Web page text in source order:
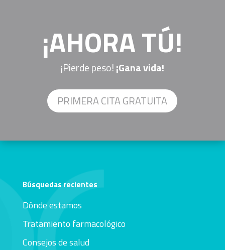
¡AHORA TÚ!
¡Pierde peso!¡Gana vida!
PRIMERA CITA GRATUITA
Búsquedas recientes
Dónde estamos
Tratamiento farmacológico
Consejos de salud